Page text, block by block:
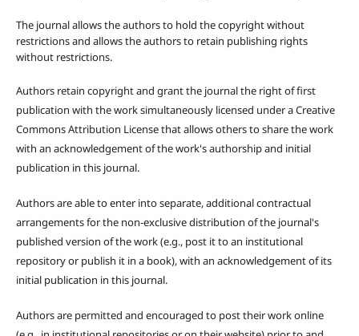
The journal allows the authors to hold the copyright without
restrictions and allows the authors to retain publishing rights
without restrictions.
Authors retain copyright and grant the journal the right of first
publication with the work simultaneously licensed under a Creative
Commons Attribution License that allows others to share the work
with an acknowledgement of the work's authorship and initial
publication in this journal.
Authors are able to enter into separate, additional contractual
arrangements for the non-exclusive distribution of the journal's
published version of the work (e.g., post it to an institutional
repository or publish it in a book), with an acknowledgement of its
initial publication in this journal.
Authors are permitted and encouraged to post their work online